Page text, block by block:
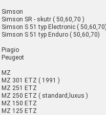
Simson
Simson SR - skutr ( 50,60,70 )
Simson S 51 typ Electronic (
Simson S 51 typ Enduro ( 50,60,70)
Piagio
Peugeot
MZ
MZ 301 ETZ ( 1991 )
MZ 251 ETZ
MZ 250 ETZ ( standard,luxus )
MZ 150 ETZ
MZ 125 ETZ